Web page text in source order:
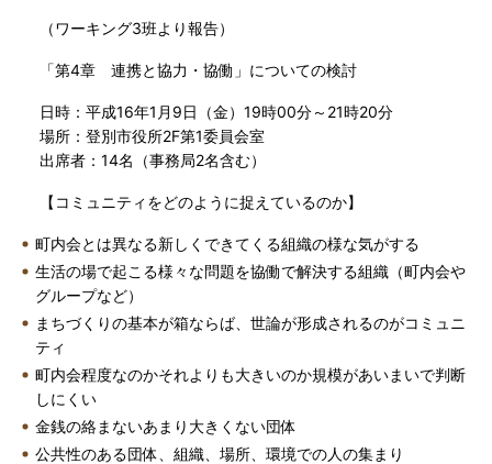
（ワーキング3班より報告）
「第4章 連携と協力・協働」についての検討
日時：平成16年1月9日（金）19時00分～21時20分
場所：登別市役所2F第1委員会室
出席者：14名（事務局2名含む）
【コミュニティをどのように捉えているのか】
町内会とは異なる新しくできてくる組織の様な気がする
生活の場で起こる様々な問題を協働で解決する組織（町内会や
グループなど）
まちづくりの基本が箱ならば、世論が形成されるのがコミュニ
ティ
町内会程度なのかそれよりも大きいのか規模があいまいで判断
しにくい
金銭の絡まないあまり大きくない団体
公共性のある団体、組織、場所、環境での人の集まり